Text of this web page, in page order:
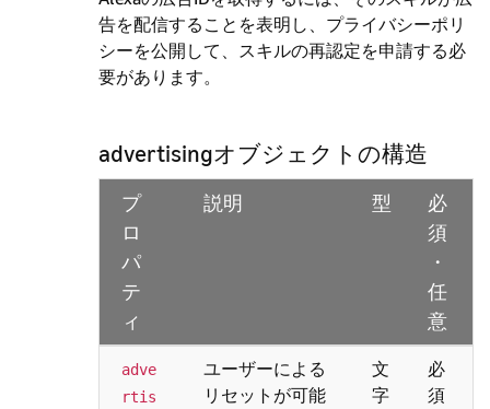
告を配信することを表明し、プライバシーポリ
シーを公開して、スキルの再認定を申請する必
要があります。
advertisingオブジェクトの構造
プ
ロ
パ
テ
ィ
説明 型
必
須
・
任
意
adve
rtis
ユーザーによる
リセットが可能
文
字
必
須